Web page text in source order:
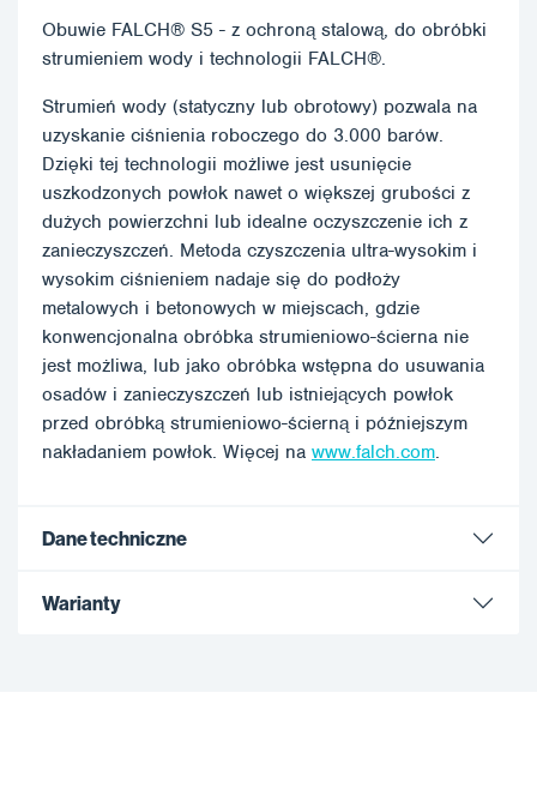
Obuwie FALCH® S5 - z ochroną stalową, do obróbki
strumieniem wody i technologii FALCH®.
Strumień wody (statyczny lub obrotowy) pozwala na
uzyskanie ciśnienia roboczego do 3.000 barów.
Dzięki tej technologii możliwe jest usunięcie
uszkodzonych powłok nawet o większej grubości z
dużych powierzchni lub idealne oczyszczenie ich z
zanieczyszczeń. Metoda czyszczenia ultra-wysokim i
wysokim ciśnieniem nadaje się do podłoży
metalowych i betonowych w miejscach, gdzie
konwencjonalna obróbka strumieniowo-ścierna nie
jest możliwa, lub jako obróbka wstępna do usuwania
osadów i zanieczyszczeń lub istniejących powłok
przed obróbką strumieniowo-ścierną i późniejszym
nakładaniem powłok. Więcej na www.falch.com.
Dane techniczne
Warianty